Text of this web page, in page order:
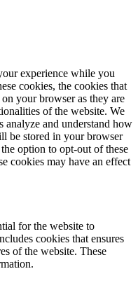
experience while you
cookies, the cookies that
on your browser as they are
of the website. We
analyze and understand how
be stored in your browser
option to opt-out of these
cookies may have an effect
for the website to
cookies that ensures
of the website. These